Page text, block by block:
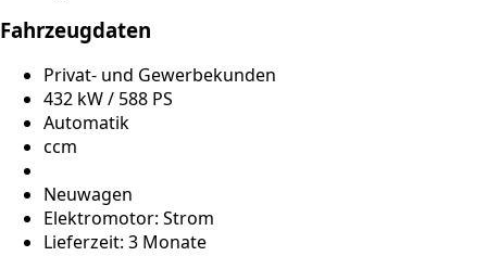
Fahrzeugdaten
Privat- und Gewerbekunden
432 kW / 588 PS
Automatik
ccm
Neuwagen
Elektromotor: Strom
Lieferzeit: 3 Monate